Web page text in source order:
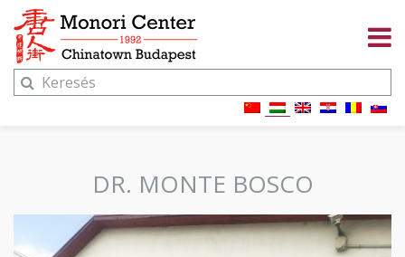
DR. MONTE BOSCO